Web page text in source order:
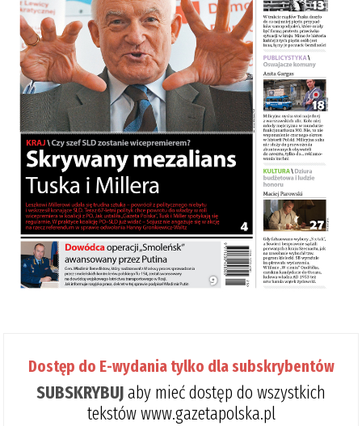
Dostęp do E-wydania tylko dla subskrybentów
SUBSKRYBUJaby mieć dostęp do wszystkich
tekstów www.gazetapolska.pl